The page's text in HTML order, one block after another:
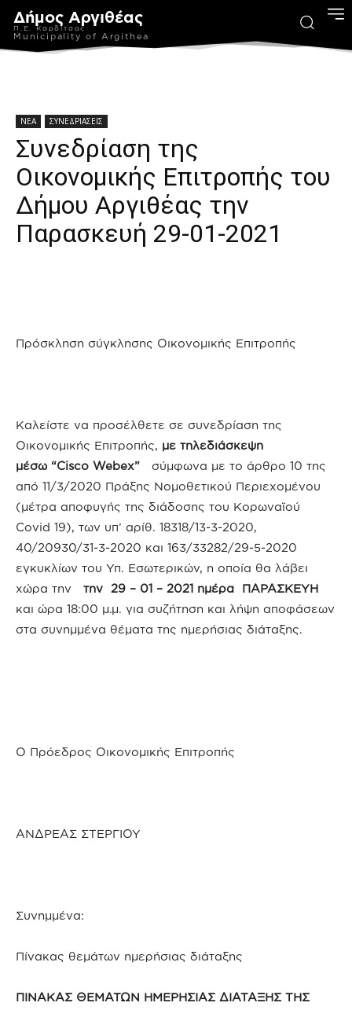
Δήμος Αργιθέας
Π.Ε. Καρδίτσας
Municipality of Argithea
ΝΕΑ ΣΥΝΕΔΡΙΑΣΕΙΣ
Συνεδρίαση της
Οικονομικής Επιτροπής του
Δήμου Αργιθέας την
Παρασκευή 29-01-2021
Πρόσκληση σύγκλησης Οικονομικής Επιτροπής
Καλείστε να προσέλθετε σε συνεδρίαση της
Οικονομικής Επιτροπής, με τηλεδιάσκεψη
μέσω “Cisco Webex” σύμφωνα με το άρθρο 10 της
από 11/3/2020 Πράξης Νομοθετικού Περιεχομένου
(μέτρα αποφυγής της διάδοσης του Κορωναϊού
Covid 19), των υπ’ αρίθ. 18318/13-3-2020,
40/20930/31-3-2020 και 163/33282/29-5-2020
εγκυκλίων του Υπ. Εσωτερικών, η οποία θα λάβει
χώρα την
την 29 – 01 – 2021 ημέρα ΠΑΡΑΣΚΕΥΗ
και ώρα 18:00 μ.μ. για συζήτηση και λήψη αποφάσεων
στα συνημμένα θέματα της ημερήσιας διάταξης.
Ο Πρόεδρος Οικονομικής Επιτροπής
ΑΝΔΡΕΑΣ ΣΤΕΡΓΙΟΥ
Συνημμένα:
Πίνακας θεμάτων ημερήσιας διάταξης
ΠΙΝΑΚΑΣ ΘΕΜΑΤΩΝ ΗΜΕΡΗΣΙΑΣ ΔΙΑΤΑΞΗΣ ΤΗΣ